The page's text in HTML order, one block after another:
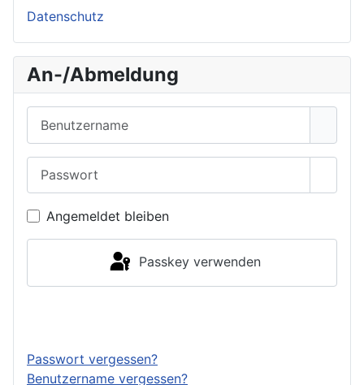
Datenschutz
An-/Abmeldung
Angemeldet bleiben
Passkey verwenden
Passwort vergessen?
Benutzername vergessen?